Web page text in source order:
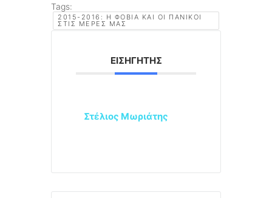
Tags:
2015-2016: Η ΦΟΒΊΑ ΚΑΙ ΟΙ ΠΑΝΙΚΟΊ
ΣΤΙΣ ΜΈΡΕΣ ΜΑΣ
ΕΙΣΗΓΗΤΉΣ
Στέλιος Μωριάτης